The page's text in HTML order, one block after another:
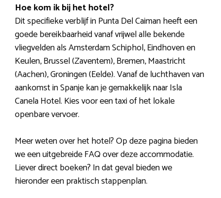
Hoe kom ik bij het hotel?
Dit specifieke verblijf in Punta Del Caiman heeft een
goede bereikbaarheid vanaf vrijwel alle bekende
vliegvelden als Amsterdam Schiphol, Eindhoven en
Keulen, Brussel (Zaventem), Bremen, Maastricht
(Aachen), Groningen (Eelde). Vanaf de luchthaven van
aankomst in Spanje kan je gemakkelijk naar Isla
Canela Hotel. Kies voor een taxi of het lokale
openbare vervoer.
Meer weten over het hotel? Op deze pagina bieden
we een uitgebreide FAQ over deze accommodatie.
Liever direct boeken? In dat geval bieden we
hieronder een praktisch stappenplan.